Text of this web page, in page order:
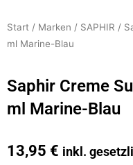
Start / Marken / SAPHIR /
ml Marine-Blau
Saphir Creme
ml Marine-Blau
13,95 € inkl.